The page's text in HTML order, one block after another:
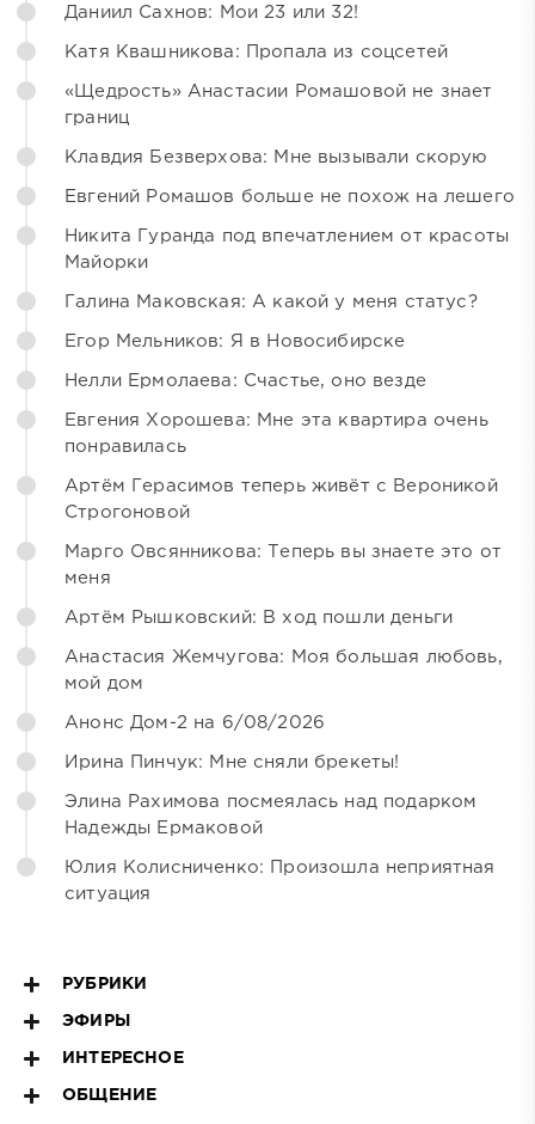
Даниил Сахнов: Мои 23 или 32!
Катя Квашникова: Пропала из соцсетей
«Щедрость» Анастасии Ромашовой не знает
границ
Клавдия Безверхова: Мне вызывали скорую
Евгений Ромашов больше не похож на лешего
Никита Гуранда под впечатлением от красоты
Майорки
Галина Маковская: А какой у меня статус?
Егор Мельников: Я в Новосибирске
Нелли Ермолаева: Счастье, оно везде
Евгения Хорошева: Мне эта квартира очень
понравилась
Артём Герасимов теперь живёт с Вероникой
Строгоновой
Марго Овсянникова: Теперь вы знаете это от
меня
Артём Рышковский: В ход пошли деньги
Анастасия Жемчугова: Моя большая любовь,
мой дом
Анонс Дом-2 на 6/08/2026
Ирина Пинчук: Мне сняли брекеты!
Элина Рахимова посмеялась над подарком
Надежды Ермаковой
Юлия Колисниченко: Произошла неприятная
ситуация
РУБРИКИ
ЭФИРЫ
ИНТЕРЕСНОЕ
ОБЩЕНИЕ